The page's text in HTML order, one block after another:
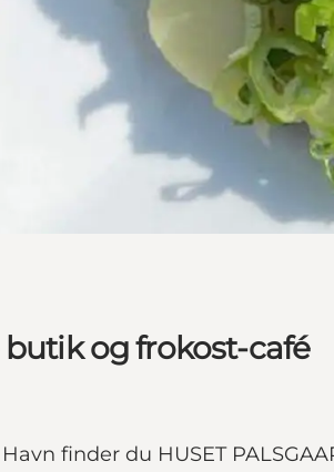
og frokost-café
finder du HUSET